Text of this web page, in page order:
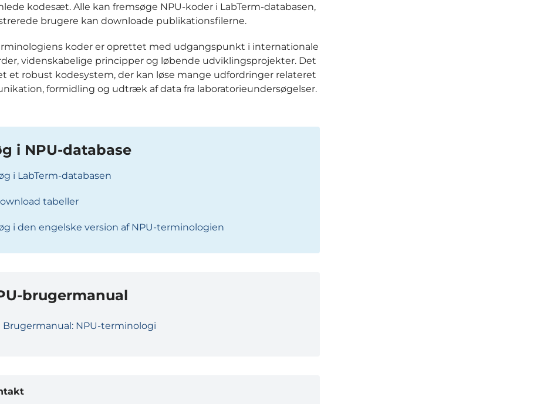
kodesæt. Alle kan fremsøge NPU-koder i LabTerm-databasen,
brugere kan downloade publikationsfilerne.
koder er oprettet med udgangspunkt i internationale
videnskabelige principper og løbende udviklingsprojekter. Det
et robust kodesystem, der kan løse mange udfordringer relateret
formidling og udtræk af data fra laboratorieundersøgelser.
i NPU-database
i LabTerm-databasen
tabeller
i den engelske version af NPU-terminologien
brugermanual
Brugermanual: NPU-terminologi